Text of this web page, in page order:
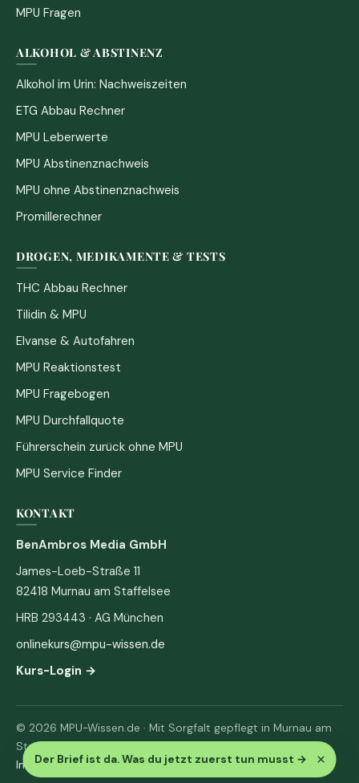
Der Brief ist da. Was du jetzt zuerst tun musst → ×
MPU Fragen
ALKOHOL & ABSTINENZ
Alkohol im Urin: Nachweiszeiten
ETG Abbau Rechner
MPU Leberwerte
MPU Abstinenznachweis
MPU ohne Abstinenznachweis
Promillerechner
DROGEN, MEDIKAMENTE & TESTS
THC Abbau Rechner
Tilidin & MPU
Elvanse & Autofahren
MPU Reaktionstest
MPU Fragebogen
MPU Durchfallquote
Führerschein zurück ohne MPU
MPU Service Finder
KONTAKT
BenAmbros Media GmbH
James-Loeb-Straße 11
82418 Murnau am Staffelsee
HRB 293443 · AG München
onlinekurs@mpu-wissen.de
Kurs-Login →
© 2026 MPU-Wissen.de · Mit Sorgfalt gepflegt in Murnau am
Staffelsee
Impressum· Datenschutz & AGB